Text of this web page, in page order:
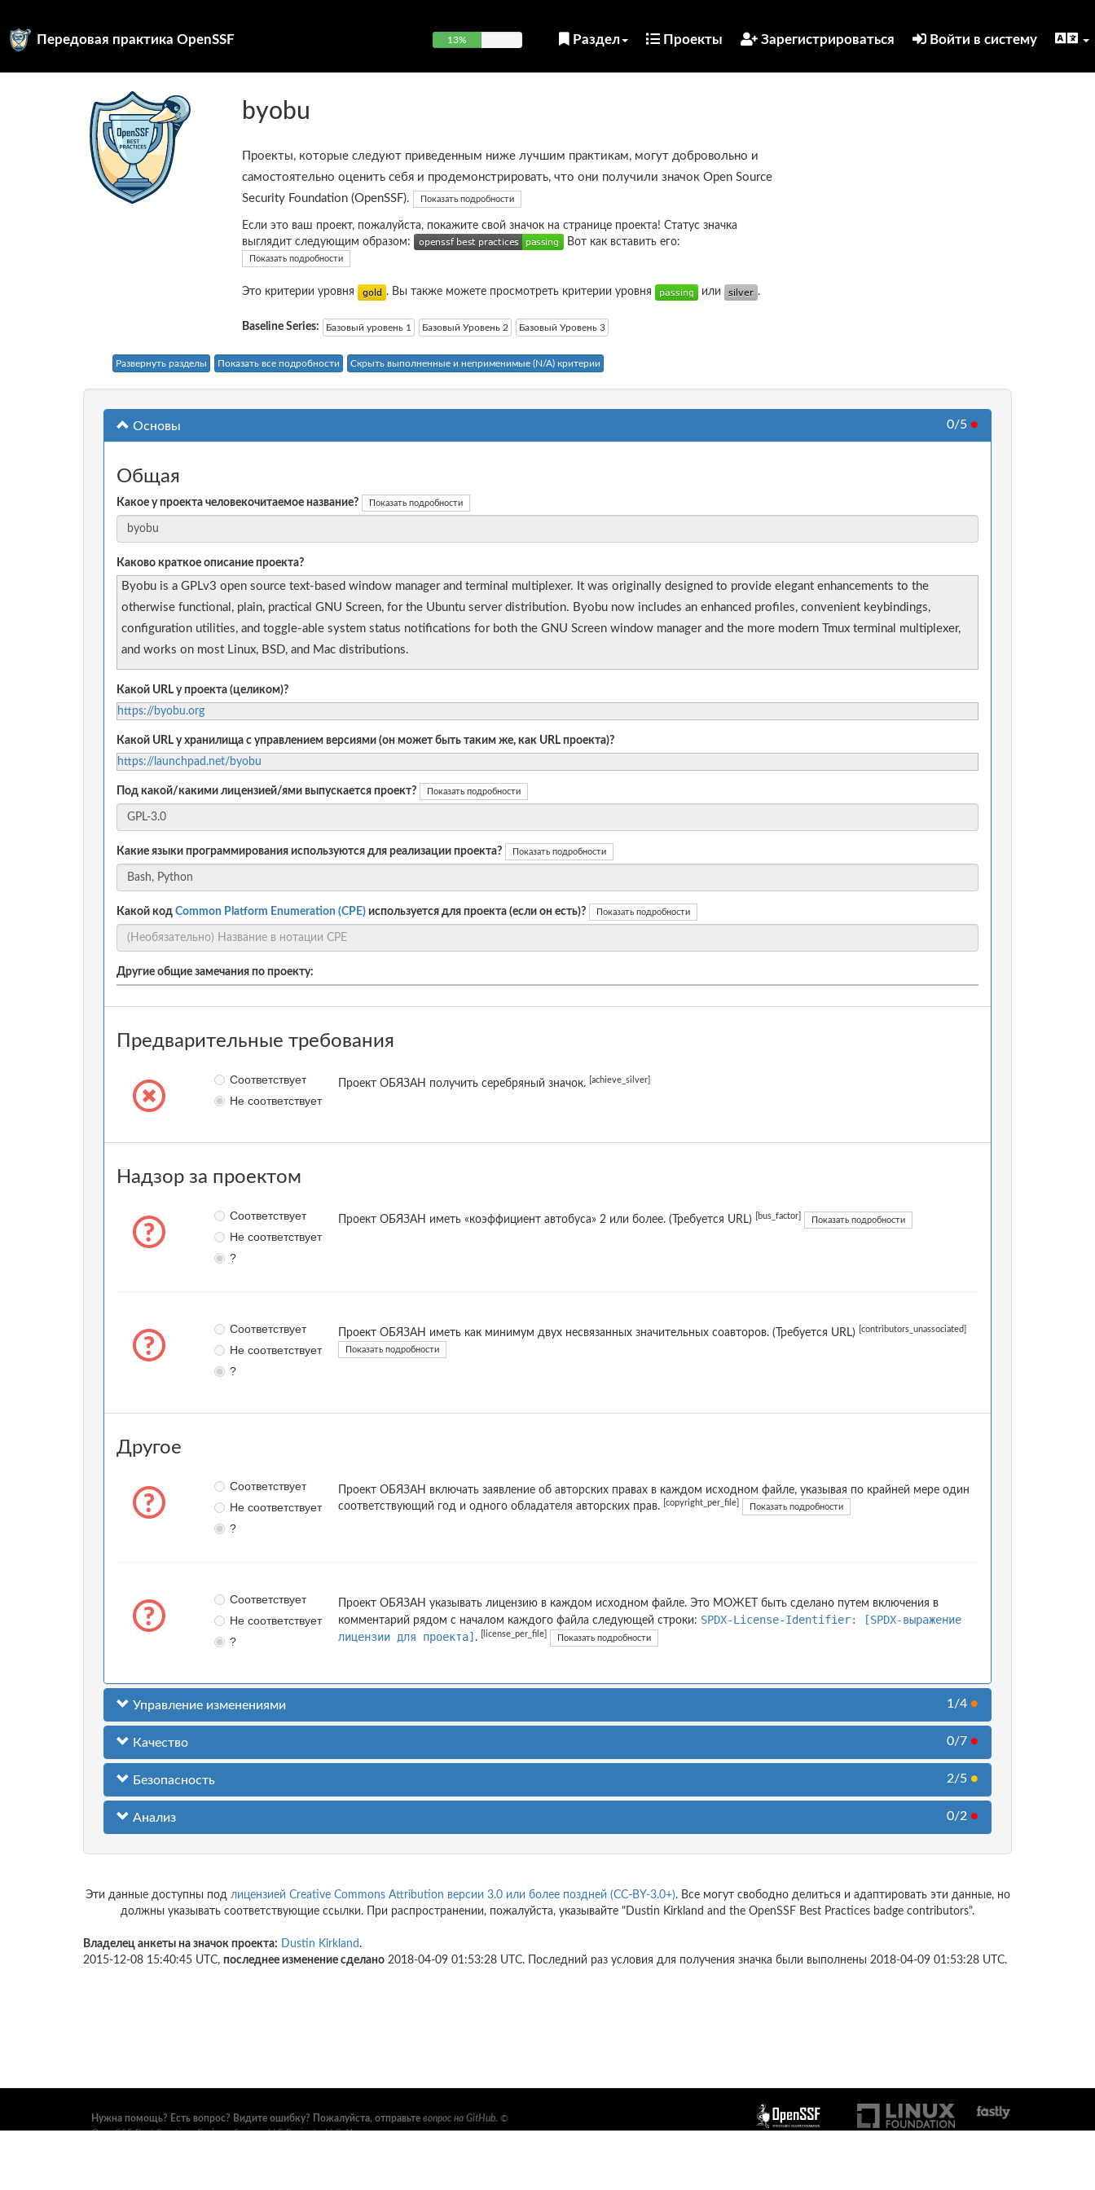
Передовая практика OpenSSF 13% Раздел Проекты Зарегистрироваться Войти в систему
byobu
Проекты, которые следуют приведенным ниже лучшим практикам, могут добровольно и
самостоятельно оценить себя и продемонстрировать, что они получили значок Open Source
Security Foundation (OpenSSF).
Показать подробности
Если это ваш проект, пожалуйста, покажите свой значок на странице проекта! Статус значка
выглядит следующим образом:
Вот как вставить его:
Показать подробности
Это критерии уровня . Вы также можете просмотреть критерии уровня или .
Baseline Series: Базовый уровень 1 Базовый Уровень 2 Базовый Уровень 3
Развернуть разделы Показать все подробности Скрыть выполненные и неприменимые (N/A) критерии
Основы 0/5 ●
Общая
Какое у проекта человекочитаемое название? Показать подробности
Каково краткое описание проекта?
Byobu is a GPLv3 open source text-based window manager and terminal multiplexer. It was originally designed to provide elegant enhancements to the
otherwise functional, plain, practical GNU Screen, for the Ubuntu server distribution. Byobu now includes an enhanced profiles, convenient keybindings,
configuration utilities, and toggle-able system status notifications for both the GNU Screen window manager and the more modern Tmux terminal multiplexer,
and works on most Linux, BSD, and Mac distributions.
Какой URL у проекта (целиком)?
https://byobu.org
Какой URL у хранилища с управлением версиями (он может быть таким же, как URL проекта)?
https://launchpad.net/byobu
Под какой/какими лицензией/ями выпускается проект? Показать подробности
Какие языки программирования используются для реализации проекта? Показать подробности
Какой код Common Platform Enumeration (CPE) используется для проекта (если он есть)? Показать подробности
Другие общие замечания по проекту:
Предварительные требования
Соответствует
Не соответствует
Проект ОБЯЗАН получить серебряный значок. [achieve_silver]
Надзор за проектом
Соответствует
Не соответствует
?
Проект ОБЯЗАН иметь «коэффициент автобуса» 2 или более. (Требуется URL) [bus_factor] Показать подробности
Соответствует
Не соответствует
?
Проект ОБЯЗАН иметь как минимум двух несвязанных значительных соавторов. (Требуется URL) [contributors_unassociated]
Показать подробности
Другое
Соответствует
Не соответствует
?
Проект ОБЯЗАН включать заявление об авторских правах в каждом исходном файле, указывая по крайней мере один
соответствующий год и одного обладателя авторских прав.
[copyright_per_file] Показать подробности
Соответствует
Не соответствует
?
Проект ОБЯЗАН указывать лицензию в каждом исходном файле. Это МОЖЕТ быть сделано путем включения в
комментарий рядом с началом каждого файла следующей строки: SPDX-License-Identifier: [SPDX-выражение
лицензии для проекта] . [license_per_file] Показать подробности
Управление изменениями 1/4 ●
Качество 0/7 ●
Безопасность 2/5 ●
Анализ 0/2 ●
Эти данные доступны под лицензией Creative Commons Attribution версии 3.0 или более поздней (CC-BY-3.0+). Все могут свободно делиться и адаптировать эти данные, но
должны указывать соответствующие ссылки. При распространении, пожалуйста, указывайте "Dustin Kirkland and the OpenSSF Best Practices badge contributors".
Владелец анкеты на значок проекта: Dustin Kirkland .
2015-12-08 15:40:45 UTC, последнее изменение сделано 2018-04-09 01:53:28 UTC. Последний раз условия для получения значка были выполнены 2018-04-09 01:53:28 UTC.
Нужна помощь? Есть вопрос? Видите ошибку? Пожалуйста, отправьте вопрос на GitHub. ©
OpenSSF Best Practices Badge a Series of LF Projects, LLC. Условия использования, правила